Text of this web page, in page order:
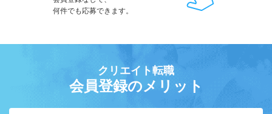
何件でも応募できます。
クリエイト転職
会員登録のメリット